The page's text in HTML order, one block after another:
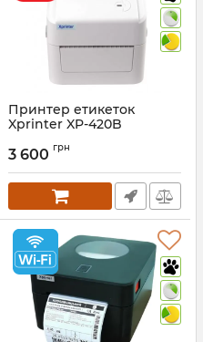
Принтер етикеток
Xprinter XP-420B
Артикул: 721
3 600 грн